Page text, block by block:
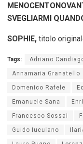
SVEGLIARMI
SOPHIE, titolo
Tags: Adriano
Annamaria Granatello
Domenico Rafele
Emanuele Sana
Francesco Sossai
Guido Iuculano